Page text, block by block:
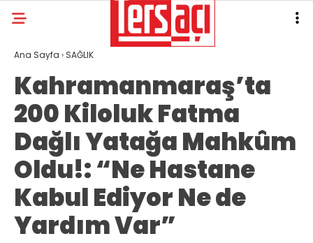
Ana Sayfa › SAĞLIK
Kahramanmaraş’ta
200 Kiloluk Fatma
Dağlı Yatağa Mahkûm
Oldu!: “Ne Hastane
Kabul Ediyor Ne de
Yardım Var”